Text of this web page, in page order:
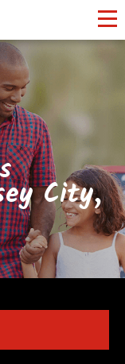
City,